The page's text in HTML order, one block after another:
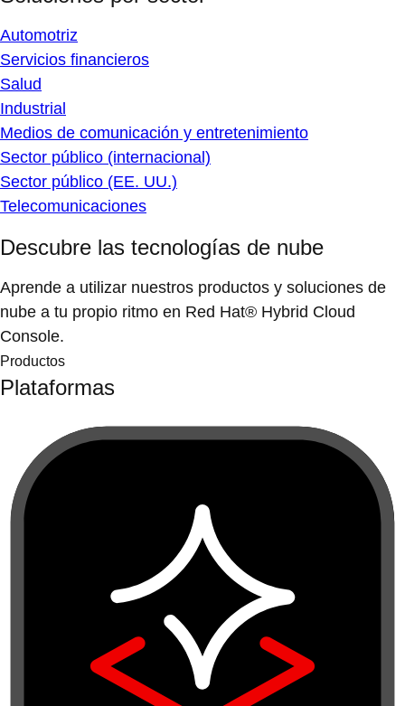
Automotriz
Servicios financieros
Salud
Industrial
Medios de comunicación y entretenimiento
Sector público (internacional)
Sector público (EE. UU.)
Telecomunicaciones
Descubre las tecnologías de nube
Aprende a utilizar nuestros productos y soluciones de
nube a tu propio ritmo en Red Hat® Hybrid Cloud
Console.
Productos
Plataformas